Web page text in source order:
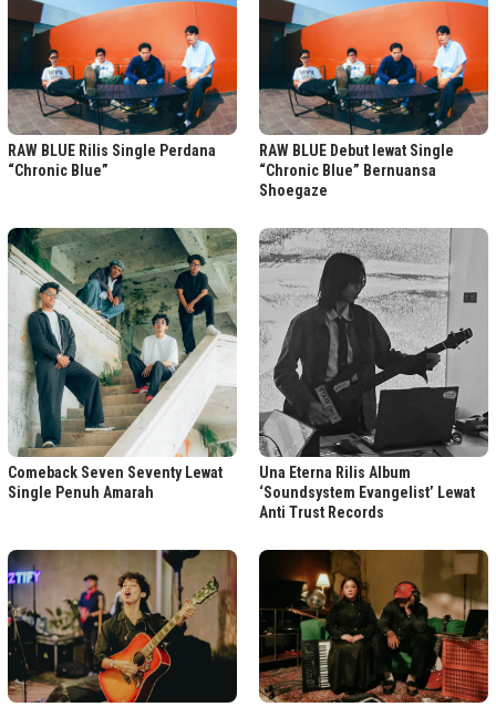
RAW BLUE Rilis Single Perdana
“Chronic Blue”
RAW BLUE Debut lewat Single
“Chronic Blue” Bernuansa
Shoegaze
Comeback Seven Seventy Lewat
Single Penuh Amarah
Una Eterna Rilis Album
‘Soundsystem Evangelist’ Lewat
Anti Trust Records